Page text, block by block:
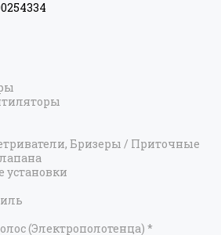
Бризеры / Приточные
(Электрополотенца) *